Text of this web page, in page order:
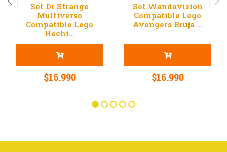
Set Dr Strange
Multiverso
Compatible Lego
Hechi...
$16.990
Set Wandavision
Compatible Lego
Avengers Bruja ...
$16.990